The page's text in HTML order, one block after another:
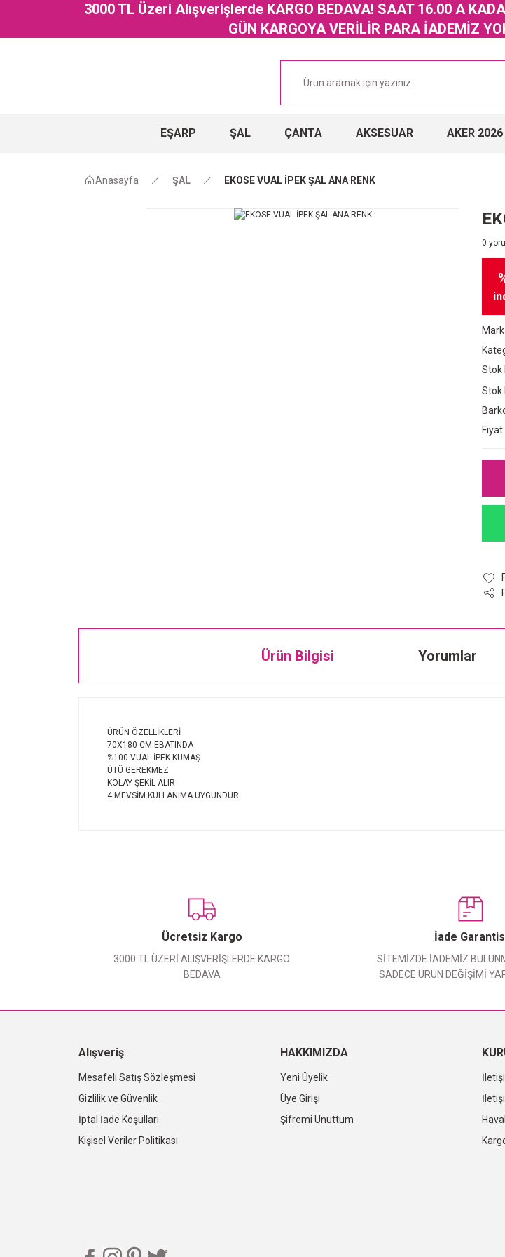
3000 TL Üzeri Alışverişlerde KARGO BEDAVA! SAAT 16.00 A
GÜN KARGOYA VERİLİR PARA İADEMİZ
EŞARP ŞAL ÇANTA AKSESUAR AKER
Anasayfa ŞAL EKOSE VUAL İPEK ŞAL ANA RENK
0
Stok
Stok
Fiyat
Ürün Bilgisi Yorumlar
ÜRÜN ÖZELLİKLERİ
70X180 CM EBATINDA
%100 VUAL İPEK KUMAŞ
ÜTÜ GEREKMEZ
KOLAY ŞEKİL ALIR
4 MEVSİM KULLANIMA UYGUNDUR
Yorum Yaz
Ücretsiz Kargo
3000 TL ÜZERİ ALIŞVERİŞLERDE KARGO
BEDAVA
İade
SİTEMİZDE İADEMİZ
SADECE ÜRÜN DEĞİŞİMİ
Alışveriş
Mesafeli Satış Sözleşmesi
Gizlilik ve Güvenlik
İptal İade Koşullari
Kişisel Veriler Politikası
HAKKIMIZDA
Yeni Üyelik
Üye Girişi
Şifremi Unuttum